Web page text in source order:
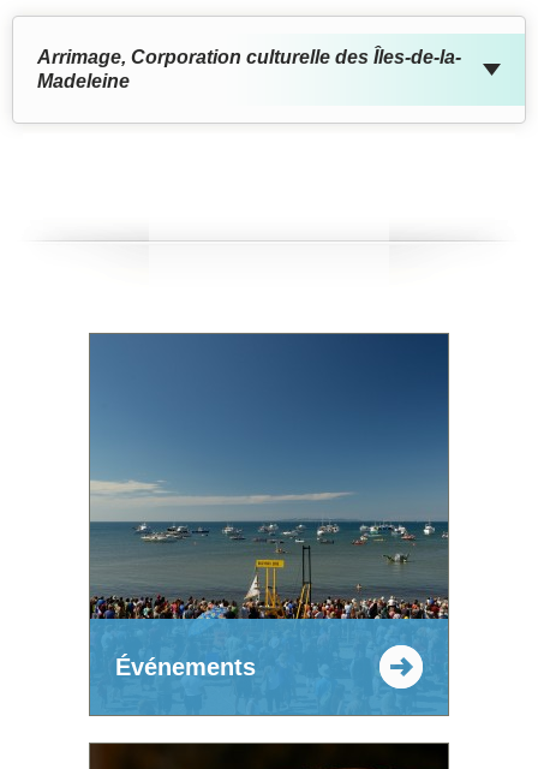
Arrimage, Corporation culturelle des Îles-de-la-
Madeleine
Événements